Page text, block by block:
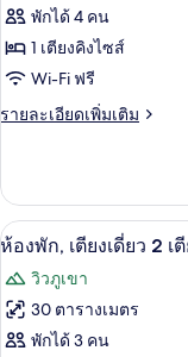
คิง
ไซส์
เตียง
ของ
ห้อง
พัก,
เตียง
ไซส์
เตียง,
วิว
ภูเขา
พักได้ 4 คน
1 เตียงคิงไซส์
Wi-Fi ฟรี
รายละเอียดเพิ่มเติม
ราย
เกี่ยว
กับ
ห้อง
เตียง
คิง
เปิด
ภาพถ่าย
ทั้งหมด
ของ
6
ห้องพัก, เตียงเดี่ยว 2 เ
วิวภูเขา
30 ตารางเมตร
พักได้ 3 คน